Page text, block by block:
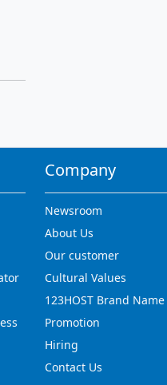
Company
Newsroom
About Us
Our customer
Cultural Values
123HOST Brand Name
Promotion
Hiring
Contact Us